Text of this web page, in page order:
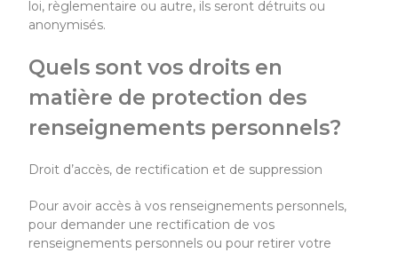
loi, règlementaire ou autre, ils seront détruits ou
anonymisés.
Quels sont vos droits en
matière de protection des
renseignements personnels?
Droit d’accès, de rectification et de suppression
Pour avoir accès à vos renseignements personnels,
pour demander une rectification de vos
renseignements personnels ou pour retirer votre